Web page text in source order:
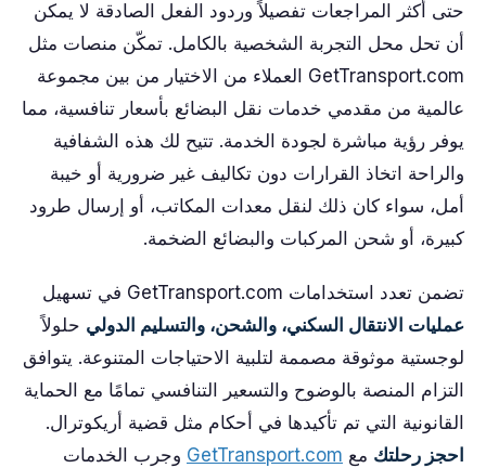
حتى أكثر المراجعات تفصيلاً وردود الفعل الصادقة لا يمكن
أن تحل محل التجربة الشخصية بالكامل. تمكّن منصات مثل
GetTransport.com العملاء من الاختيار من بين مجموعة
عالمية من مقدمي خدمات نقل البضائع بأسعار تنافسية، مما
يوفر رؤية مباشرة لجودة الخدمة. تتيح لك هذه الشفافية
والراحة اتخاذ القرارات دون تكاليف غير ضرورية أو خيبة
أمل، سواء كان ذلك لنقل معدات المكاتب، أو إرسال طرود
كبيرة، أو شحن المركبات والبضائع الضخمة.
تضمن تعدد استخدامات GetTransport.com في تسهيل
عمليات الانتقال السكني، والشحن، والتسليم الدولي حلولاً
لوجستية موثوقة مصممة لتلبية الاحتياجات المتنوعة. يتوافق
التزام المنصة بالوضوح والتسعير التنافسي تمامًا مع الحماية
القانونية التي تم تأكيدها في أحكام مثل قضية أريكوترال.
احجز رحلتك مع GetTransport.com وجرب الخدمات